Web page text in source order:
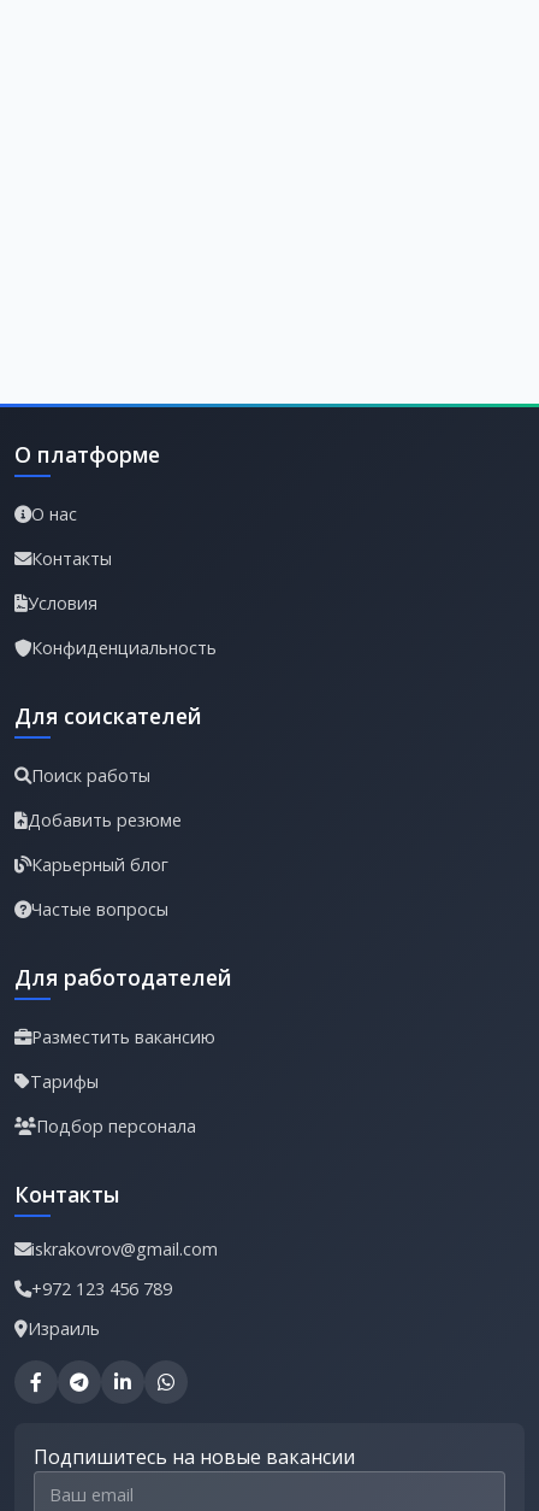
О платформе
О нас
Контакты
Условия
Конфиденциальность
Для соискателей
Поиск работы
Добавить резюме
Карьерный блог
Частые вопросы
Для работодателей
Разместить вакансию
Тарифы
Подбор персонала
Контакты
iskrakovrov@gmail.com
+972 123 456 789
Израиль
Подпишитесь на новые вакансии
Email для подписки